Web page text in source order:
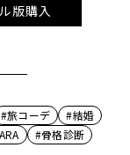
版購入
#旅コーデ
#結婚
#骨格診断